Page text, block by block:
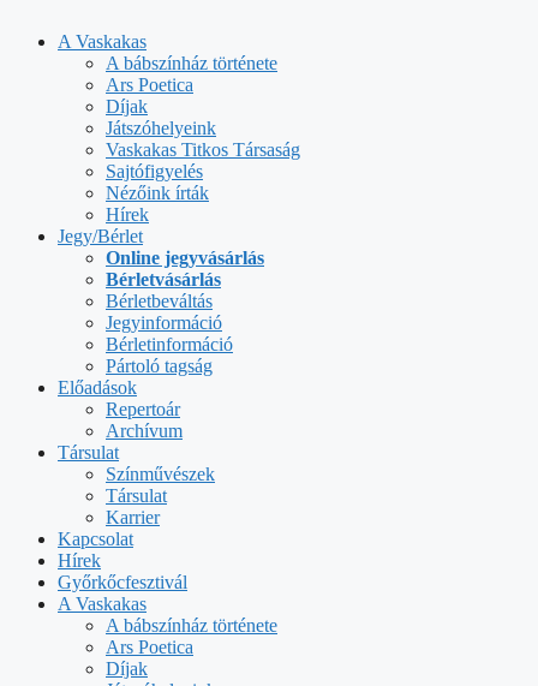
tartalomba
A Vaskakas
A bábszínház története
Ars Poetica
Díjak
Játszóhelyeink
Vaskakas Titkos Társaság
Sajtófigyelés
Nézőink írták
Hírek
Jegy/Bérlet
Online jegyvásárlás
Bérletvásárlás
Bérletbeváltás
Jegyinformáció
Bérletinformáció
Pártoló tagság
Előadások
Repertoár
Archívum
Társulat
Színművészek
Társulat
Karrier
Kapcsolat
Hírek
Győrkőcfesztivál
A Vaskakas
A bábszínház története
Ars Poetica
Díjak